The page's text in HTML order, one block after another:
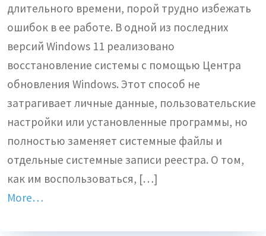
длительного времени, порой трудно избежать
ошибок в ее работе. В одной из последних
версий Windows 11 реализовано
восстановление системы с помощью Центра
обновления Windows. Этот способ не
затрагивает личные данные, пользовательские
настройки или установленные программы, но
полностью заменяет системные файлы и
отдельные системные записи реестра. О том,
как им воспользоваться, […]
More…